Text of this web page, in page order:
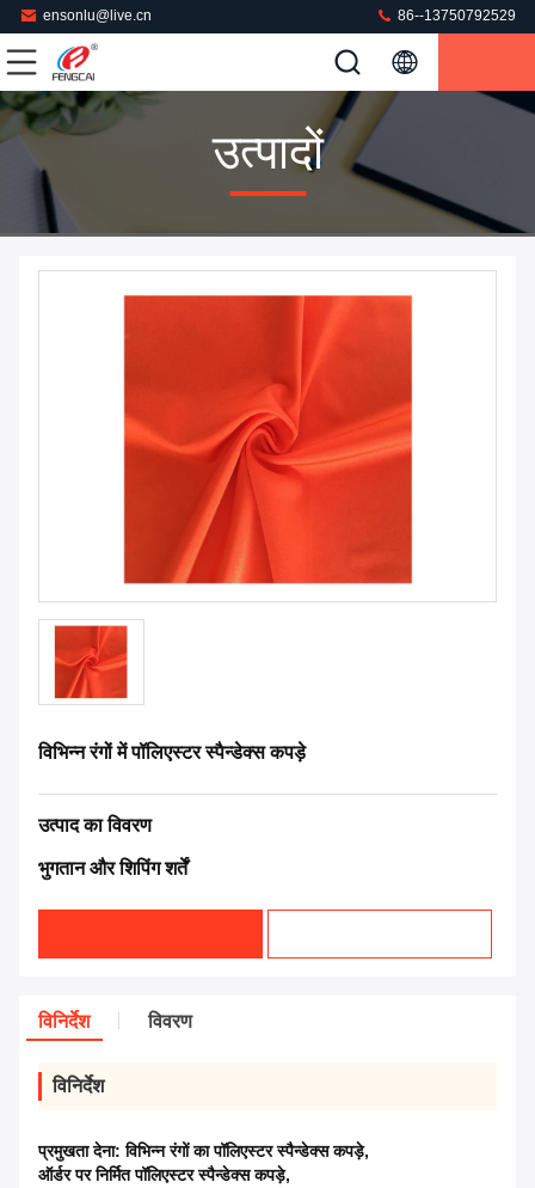
ensonlu@live.cn 86--13750792529
उत्पादों
विभिन्न रंगों में पॉलिएस्टर स्पैन्डेक्स कपड़े
उत्पाद का विवरण
भुगतान और शिपिंग शर्तें
विनिर्देश विवरण
विनिर्देश
प्रमुखता देना:विभिन्न रंगों का पॉलिएस्टर स्पैन्डेक्स कपड़े,
ऑर्डर पर निर्मित पॉलिएस्टर स्पैन्डेक्स कपड़े,